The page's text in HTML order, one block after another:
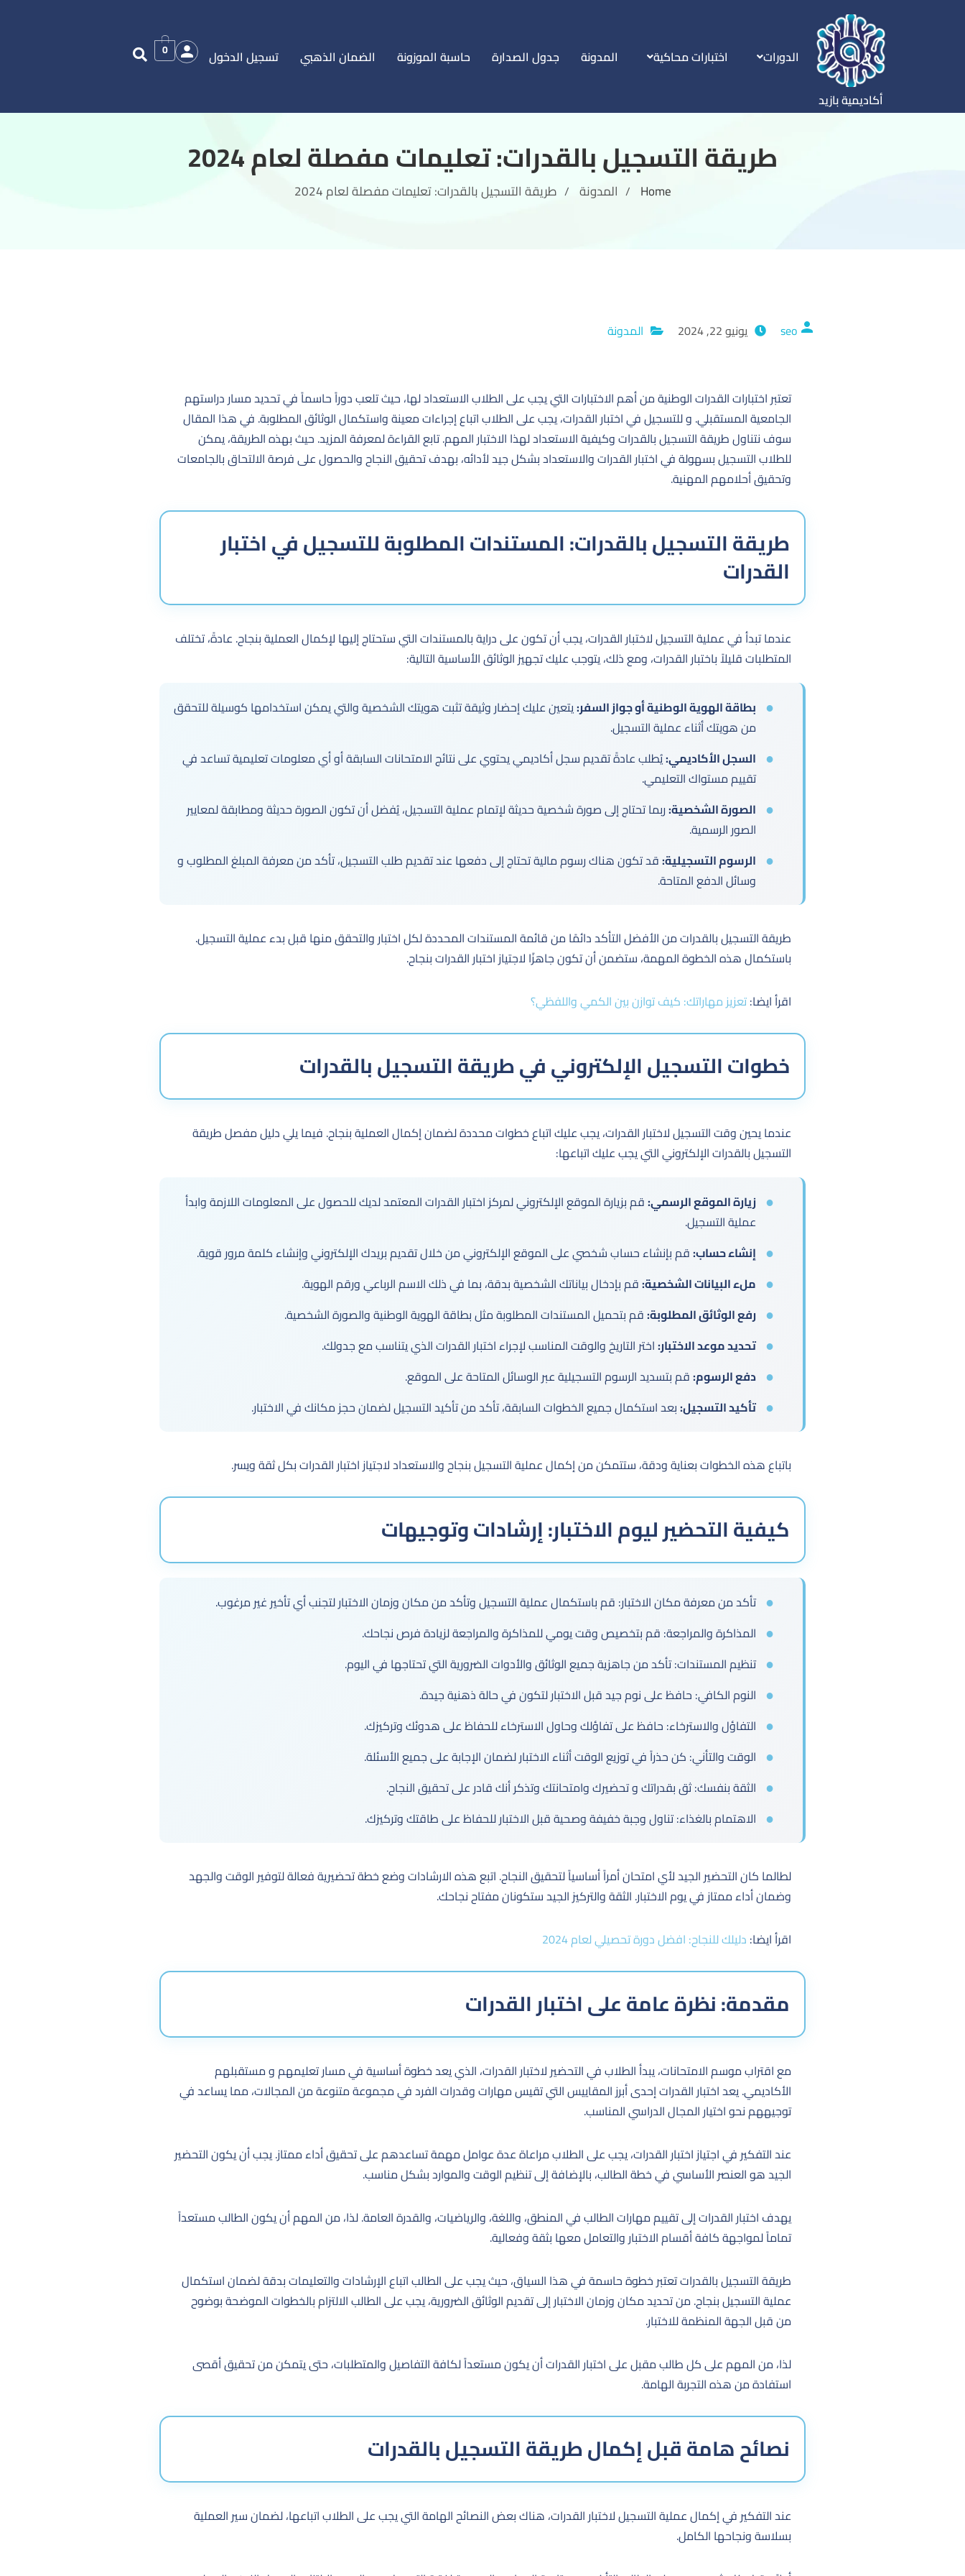
أكاديمية بازيد
الدورات اختبارات محاكية المدونة جدول الصدارة حاسبة الموزونة الضمان الذهبي تسجيل الدخول 0
طريقة التسجيل بالقدرات: تعليمات مفصلة لعام 2024
Home
/ المدونة / طريقة التسجيل بالقدرات: تعليمات مفصلة لعام 2024
seo يونيو 22, 2024 المدونة
تعتبر اختبارات القدرات الوطنية من أهم الاختبارات التي يجب على الطلاب الاستعداد لها، حيث تلعب دوراً حاسماً في تحديد مسار دراستهم
الجامعية المستقبلي. و للتسجيل في اختبار القدرات، يجب على الطلاب اتباع إجراءات معينة واستكمال الوثائق المطلوبة. في هذا المقال
سوف نتناول طريقة التسجيل بالقدرات وكيفية الاستعداد لهذا الاختبار المهم. تابع القراءة لمعرفة المزيد. حيث بهذه الطريقة، يمكن
للطلاب التسجيل بسهولة في اختبار القدرات والاستعداد بشكل جيد لأدائه، بهدف تحقيق النجاح والحصول على فرصة الالتحاق بالجامعات
وتحقيق أحلامهم المهنية.
طريقة التسجيل بالقدرات: المستندات المطلوبة للتسجيل في اختبار
القدرات
عندما تبدأ في عملية التسجيل لاختبار القدرات، يجب أن تكون على دراية بالمستندات التي ستحتاج إليها لإكمال العملية بنجاح. عادةً، تختلف
المتطلبات قليلاً باختبار القدرات، ومع ذلك، يتوجب عليك تجهيز الوثائق الأساسية التالية:
بطاقة الهوية الوطنية أو جواز السفر:يتعين عليك إحضار وثيقة تثبت هويتك الشخصية والتي يمكن استخدامها كوسيلة للتحقق
من هويتك أثناء عملية التسجيل.
السجل الأكاديمي:يُطلب عادةً تقديم سجل أكاديمي يحتوي على نتائج الامتحانات السابقة أو أي معلومات تعليمية تساعد في
تقييم مستواك التعليمي.
الصورة الشخصية:ربما تحتاج إلى صورة شخصية حديثة لإتمام عملية التسجيل، يُفضل أن تكون الصورة حديثة ومطابقة لمعايير
الصور الرسمية.
الرسوم التسجيلية:قد تكون هناك رسوم مالية تحتاج إلى دفعها عند تقديم طلب التسجيل، تأكد من معرفة المبلغ المطلوب و
وسائل الدفع المتاحة.
طريقة التسجيل بالقدرات من الأفضل التأكد دائمًا من قائمة المستندات المحددة لكل اختبار والتحقق منها قبل بدء عملية التسجيل.
باستكمال هذه الخطوة المهمة، ستضمن أن تكون جاهزًا لاجتياز اختبار القدرات بنجاح.
اقرأ ايضا:تعزيز مهاراتك: كيف توازن بين الكمي واللفظي؟
خطوات التسجيل الإلكتروني في طريقة التسجيل بالقدرات
عندما يحين وقت التسجيل لاختبار القدرات، يجب عليك اتباع خطوات محددة لضمان إكمال العملية بنجاح. فيما يلي دليل مفصل طريقة
التسجيل بالقدرات الإلكتروني التي يجب عليك اتباعها:
زيارة الموقع الرسمي:قم بزيارة الموقع الإلكتروني لمركز اختبار القدرات المعتمد لديك للحصول على المعلومات اللازمة وابدأ
عملية التسجيل.
إنشاء حساب:قم بإنشاء حساب شخصي على الموقع الإلكتروني من خلال تقديم بريدك الإلكتروني وإنشاء كلمة مرور قوية.
ملء البيانات الشخصية:قم بإدخال بياناتك الشخصية بدقة، بما في ذلك الاسم الرباعي ورقم الهوية.
رفع الوثائق المطلوبة:قم بتحميل المستندات المطلوبة مثل بطاقة الهوية الوطنية والصورة الشخصية.
تحديد موعد الاختبار:اختر التاريخ والوقت المناسب لإجراء اختبار القدرات الذي يتناسب مع جدولك.
دفع الرسوم:قم بتسديد الرسوم التسجيلية عبر الوسائل المتاحة على الموقع.
تأكيد التسجيل:بعد استكمال جميع الخطوات السابقة، تأكد من تأكيد التسجيل لضمان حجز مكانك في الاختبار.
باتباع هذه الخطوات بعناية ودقة، ستتمكن من إكمال عملية التسجيل بنجاح والاستعداد لاجتياز اختبار القدرات بكل ثقة ويسر.
كيفية التحضير ليوم الاختبار: إرشادات وتوجيهات
تأكد من معرفة مكان الاختبار: قم باستكمال عملية التسجيل وتأكد من مكان وزمان الاختبار لتجنب أي تأخير غير مرغوب.
المذاكرة والمراجعة: قم بتخصيص وقت يومي للمذاكرة والمراجعة لزيادة فرص نجاحك.
تنظيم المستندات: تأكد من جاهزية جميع الوثائق والأدوات الضرورية التي تحتاجها في اليوم.
النوم الكافي: حافظ على نوم جيد قبل الاختبار لتكون في حالة ذهنية جيدة.
التفاؤل والاسترخاء: حافظ على تفاؤلك وحاول الاسترخاء للحفاظ على هدوئك وتركيزك.
الوقت والتأني: كن حذراً في توزيع الوقت أثناء الاختبار لضمان الإجابة على جميع الأسئلة.
الثقة بنفسك: ثق بقدراتك و تحضيرك وامتحانتك وتذكر أنك قادر على تحقيق النجاح.
الاهتمام بالغذاء: تناول وجبة خفيفة وصحية قبل الاختبار للحفاظ على طاقتك وتركيزك.
لطالما كان التحضير الجيد لأي امتحان أمراً أساسياً لتحقيق النجاح. اتبع هذه الارشادات وضع خطة تحضيرية فعالة لتوفير الوقت والجهد
وضمان أداء ممتاز في يوم الاختبار. الثقة والتركيز الجيد ستكونان مفتاح نجاحك.
اقرأ ايضا: دليلك للنجاح: افضل دورة تحصيلي لعام 2024
مقدمة: نظرة عامة على اختبار القدرات
مع اقتراب موسم الامتحانات، يبدأ الطلاب في التحضير لاختبار القدرات، الذي يعد خطوة أساسية في مسار تعليمهم و مستقبلهم
الأكاديمي. يعد اختبار القدرات إحدى أبرز المقاييس التي تقيس مهارات وقدرات الفرد في مجموعة متنوعة من المجالات، مما يساعد في
توجيههم نحو اختيار المجال الدراسي المناسب.
عند التفكير في اجتياز اختبار القدرات، يجب على الطلاب مراعاة عدة عوامل مهمة تساعدهم على تحقيق أداء ممتاز. يجب أن يكون التحضير
الجيد هو العنصر الأساسي في خطة الطالب، بالإضافة إلى تنظيم الوقت والموارد بشكل مناسب.
يهدف اختبار القدرات إلى تقييم مهارات الطالب في المنطق، واللغة، والرياضيات، والقدرة العامة. لذا، من المهم أن يكون الطالب مستعداً
تماماً لمواجهة كافة أقسام الاختبار والتعامل معها بثقة وفعالية.
طريقة التسجيل بالقدرات تعتبر خطوة حاسمة في هذا السياق، حيث يجب على الطالب اتباع الإرشادات والتعليمات بدقة لضمان استكمال
عملية التسجيل بنجاح. من تحديد مكان وزمان الاختبار إلى تقديم الوثائق الضرورية، يجب على الطالب الالتزام بالخطوات الموضحة بوضوح
من قبل الجهة المنظمة للاختبار.
لذا، من المهم على كل طالب مقبل على اختبار القدرات أن يكون مستعداً لكافة التفاصيل والمتطلبات، حتى يتمكن من تحقيق أقصى
استفادة من هذه التجربة الهامة.
نصائح هامة قبل إكمال طريقة التسجيل بالقدرات
عند التفكير في إكمال عملية التسجيل لاختبار القدرات، هناك بعض النصائح الهامة التي يجب على الطلاب اتباعها، لضمان سير العملية
بسلاسة ونجاحها الكامل.